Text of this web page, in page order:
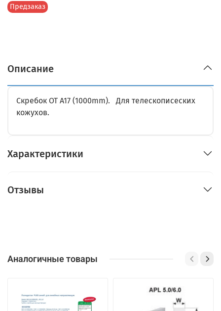
Предзаказ
Описание
Скребок OT A17 (1000mm). Для телескописеских
кожухов.
Характеристики
Отзывы
Аналогичные товары